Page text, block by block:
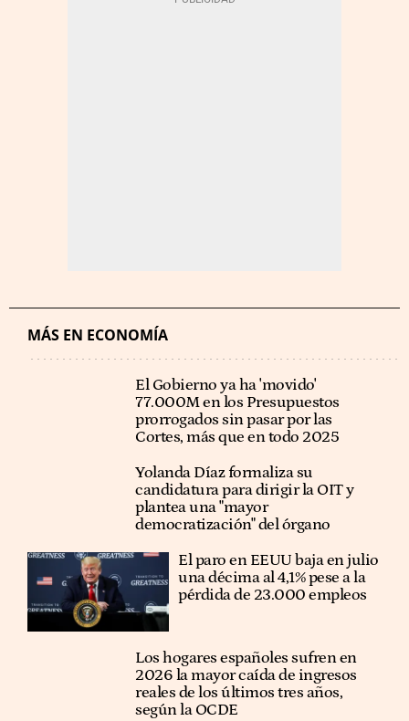
MÁS EN ECONOMÍA
El Gobierno ya ha 'movido'
77.000M en los Presupuestos
prorrogados sin pasar por las
Cortes, más que en todo 2025
Yolanda Díaz formaliza su
candidatura para dirigir la OIT y
plantea una "mayor
democratización" del órgano
El paro en EEUU baja en julio
una décima al 4,1% pese a la
pérdida de 23.000 empleos
Los hogares españoles sufren en
2026 la mayor caída de ingresos
reales de los últimos tres años,
según la OCDE